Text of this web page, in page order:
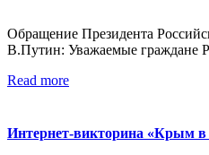
Обращение Президента
В.Путин: Уважаемые граждане
Read more
Интернет-викторина «Крым в